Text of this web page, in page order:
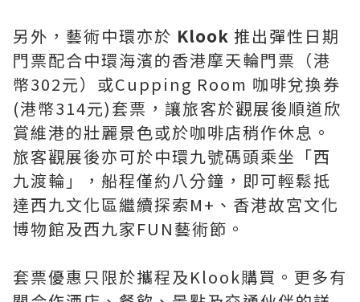
另外，藝術中環亦於 Klook 推出彈性日期
門票配合中環海濱的香港摩天輪門票（港
幣302元）或Cupping Room 咖啡兌換券
(港幣314元)套票，讓旅客於觀展後順道欣
賞維港的壯麗景色或於咖啡店稍作休息。
旅客觀展後亦可於中環九號碼頭乘坐「西
九渡輪」，船程僅約八分鐘，即可輕鬆抵
達西九文化區繼續探索M+、香港故宮文化
博物館及西九家FUN藝術節。
套票優惠只限於攜程及Klook購買。更多有